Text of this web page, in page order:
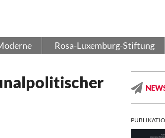
Rosa-Luxemburg-Stiftung